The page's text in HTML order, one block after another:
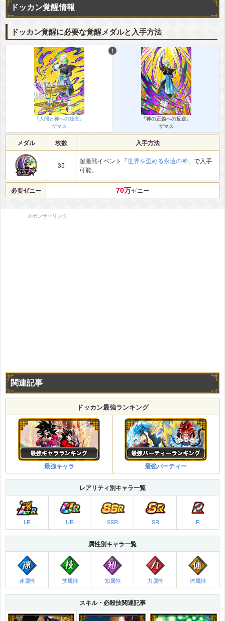
ドッカン覚醒情報
ドッカン覚醒に必要な覚醒メダルと入手方法
『人間と神への疑念』
ザマス
『神の正義への反逆』
ザマス
メダル 枚数 入手方法
35
超激戦イベント「世界を歪める永遠の神」 で入手
可能。
必要ゼニー 70万ゼニー
スポンサーリンク
関連記事
ドッカン最強ランキング
最強キャラ 最強パーティー
レアリティ別キャラ一覧
LR UR SSR SR R
属性別キャラ一覧
速属性 技属性 知属性 力属性 体属性
スキル・必殺技関連記事